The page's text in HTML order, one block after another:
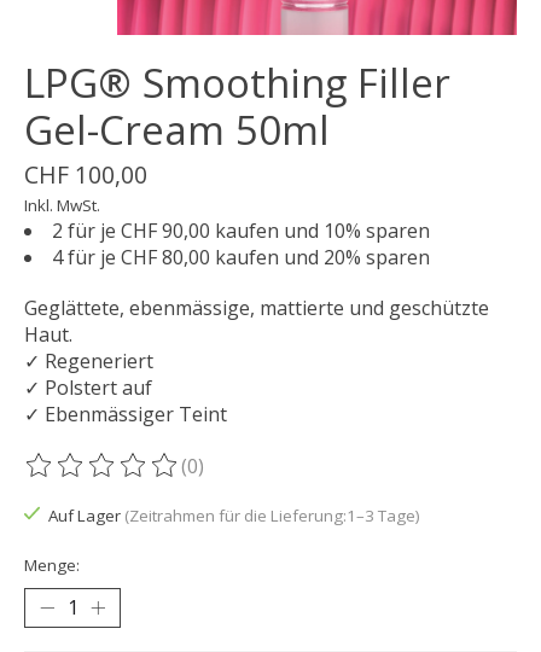
LPG® Smoothing Filler
Gel-Cream 50ml
CHF 100,00
Inkl. MwSt.
2 für je CHF 90,00 kaufen und 10% sparen
4 für je CHF 80,00 kaufen und 20% sparen
Geglättete, ebenmässige, mattierte und geschützte
Haut.
✓ Regeneriert
✓ Polstert auf
✓ Ebenmässiger Teint
Die Bewertung dieses Produkts ist
(0)
Auf Lager (Zeitrahmen für die Lieferung:1–3 Tage)
Menge: